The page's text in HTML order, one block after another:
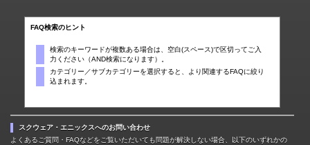
FAQ検索のヒント
検索のキーワードが複数ある場合は、空白(スペース)で区切ってご入
力ください（AND検索になります）。
カテゴリー／サブカテゴリーを選択すると、より関連するFAQに絞り
込まれます。
スクウェア・エニックスへのお問い合わせ
よくあるご質問・FAQなどをご覧いただいても問題が解決しない場合、以下のいずれかの